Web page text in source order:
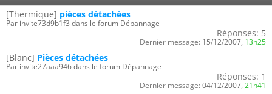
[Thermique] pièces détachées
Par invite73d9b1f3 dans le forum Dépannage
Réponses: 5
Dernier message: 15/12/2007, 13h25
[Blanc] Pièces détachées
Par invite27aaa946 dans le forum Dépannage
Réponses: 1
Dernier message: 04/12/2007, 21h41